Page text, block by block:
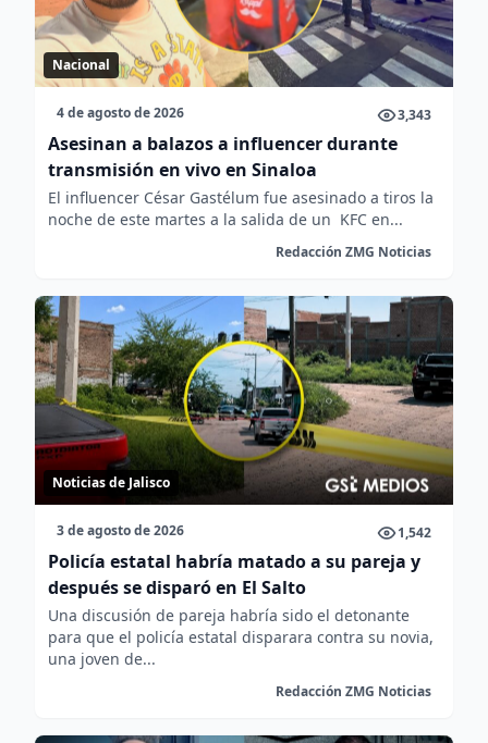
Nacional
4 de agosto de 2026 3,343
Asesinan a balazos a influencer durante
transmisión en vivo en Sinaloa
El influencer César Gastélum fue asesinado a tiros la
noche de este martes a la salida de un KFC en...
Redacción ZMG Noticias
Noticias de Jalisco
3 de agosto de 2026 1,542
Policía estatal habría matado a su pareja y
después se disparó en El Salto
Una discusión de pareja habría sido el detonante
para que el policía estatal disparara contra su novia,
una joven de...
Redacción ZMG Noticias